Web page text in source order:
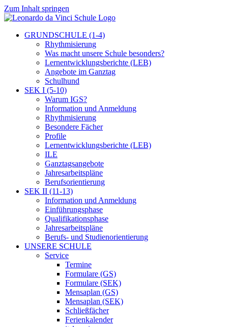
Zum Inhalt springen
GRUNDSCHULE (1-4)
Rhythmisierung
Was macht unsere Schule besonders?
Lernentwicklungsberichte (LEB)
Angebote im Ganztag
Schulhund
SEK I (5-10)
Warum IGS?
Information und Anmeldung
Rhythmisierung
Besondere Fächer
Profile
Lernentwicklungsberichte (LEB)
ILE
Ganztagsangebote
Jahresarbeitspläne
Berufsorientierung
SEK II (11-13)
Information und Anmeldung
Einführungsphase
Qualifikationsphase
Jahresarbeitspläne
Berufs- und Studienorientierung
UNSERE SCHULE
Service
Termine
Formulare (GS)
Formulare (SEK)
Mensaplan (GS)
Mensaplan (SEK)
Schließfächer
Ferienkalender